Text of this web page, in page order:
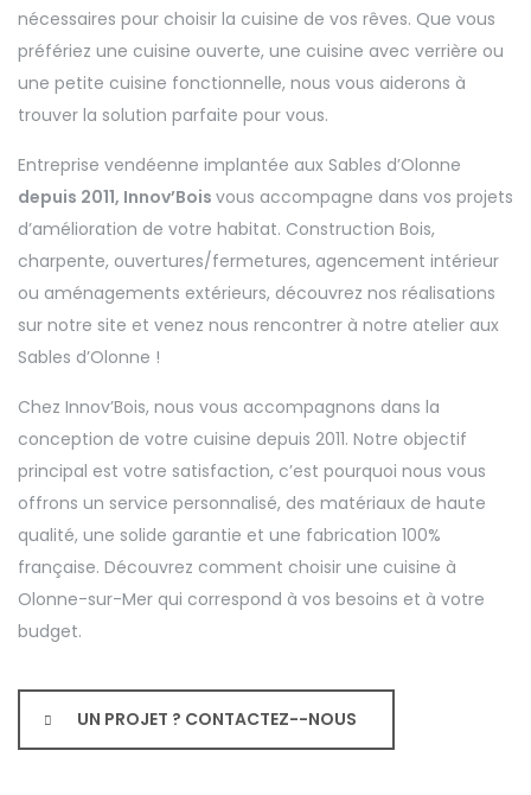
nécessaires pour choisir la cuisine de vos rêves. Que vous
préfériez une cuisine ouverte, une cuisine avec verrière ou
une petite cuisine fonctionnelle, nous vous aiderons à
trouver la solution parfaite pour vous.
Entreprise vendéenne implantée aux Sables d’Olonne
depuis 2011, Innov’Bois vous accompagne dans vos projets
d’amélioration de votre habitat. Construction Bois,
charpente, ouvertures/fermetures, agencement intérieur
ou aménagements extérieurs, découvrez nos réalisations
sur notre site et venez nous rencontrer à notre atelier aux
Sables d’Olonne !
Chez Innov’Bois, nous vous accompagnons dans la
conception de votre cuisine depuis 2011. Notre objectif
principal est votre satisfaction, c’est pourquoi nous vous
offrons un service personnalisé, des matériaux de haute
qualité, une solide garantie et une fabrication 100%
française. Découvrez comment choisir une cuisine à
Olonne-sur-Mer qui correspond à vos besoins et à votre
budget.
UN PROJET ? CONTACTEZ--NOUS